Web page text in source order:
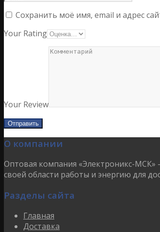
Сохранить моё имя, email и адрес
Your Rating
Your Review
О компании
Оптовая компания «Электроникс-МСК»
своей области работы и энергию для
Разделы сайта
Главная
Доставка